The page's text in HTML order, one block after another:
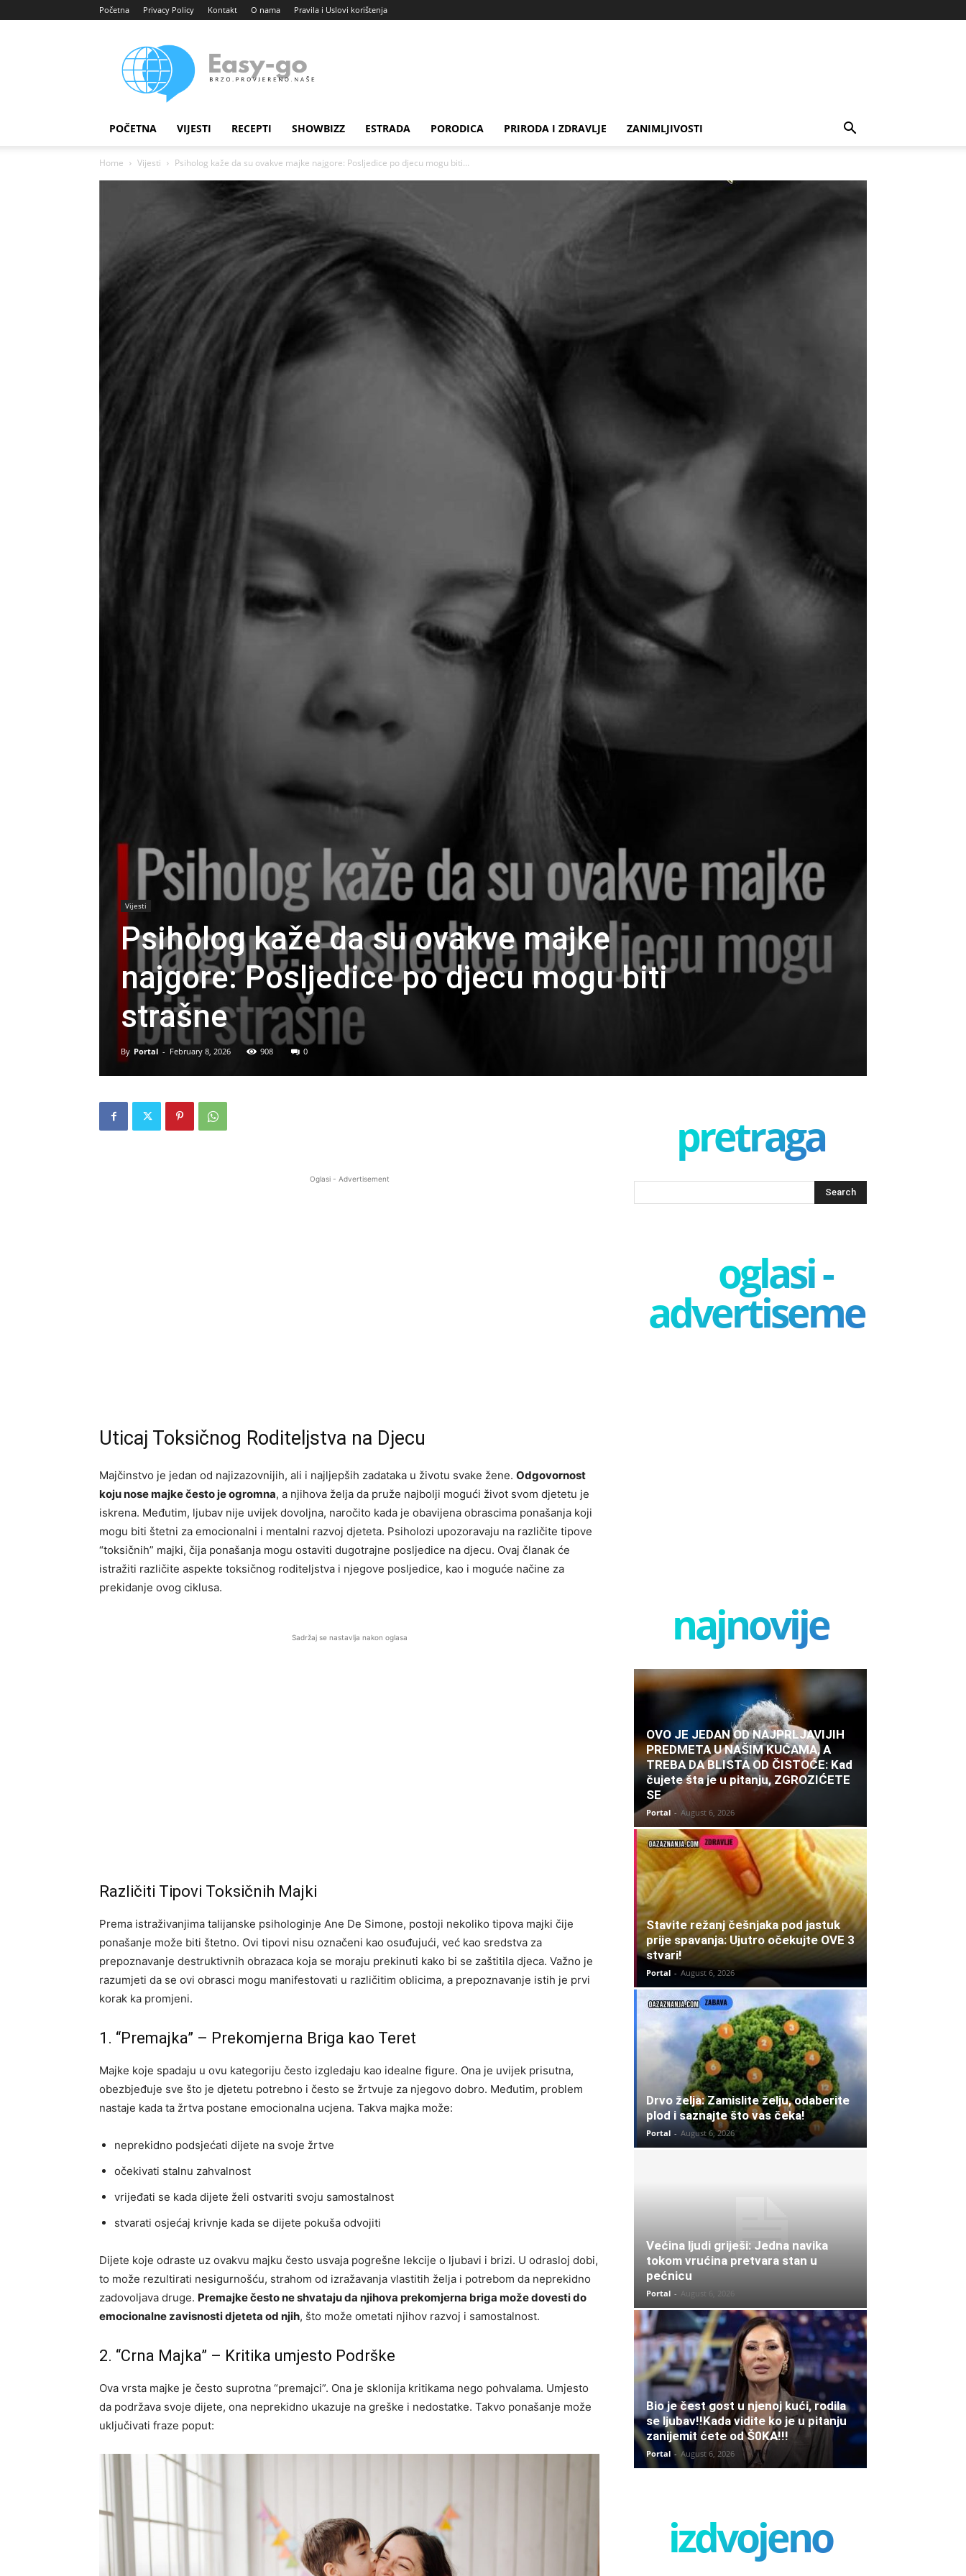
Početna Privacy Policy Kontakt O nama Pravila i Uslovi korištenja
portal
POČETNA VIJESTI RECEPTI SHOWBIZZ ESTRADA PORODICA PRIRODA I ZDRAVLJE ZANIMLJIVOSTI
Home Vijesti Psiholog kaže da su ovakve majke najgore: Posljedice po djecu mogu biti...
Vijesti
Psiholog kaže da su ovakve majke
najgore: Posljedice po djecu mogu biti
strašne
By Portal - February 8, 2026 908 0
Oglasi - Advertisement
Uticaj Toksičnog Roditeljstva na Djecu
Majčinstvo je jedan od najizazovnijih, ali i najljepših zadataka u životu svake žene. Odgovornost
koju nose majke često je ogromna, a njihova želja da pruže najbolji mogući život svom djetetu je
iskrena. Međutim, ljubav nije uvijek dovoljna, naročito kada je obavijena obrascima ponašanja koji
mogu biti štetni za emocionalni i mentalni razvoj djeteta. Psiholozi upozoravaju na različite tipove
“toksičnih” majki, čija ponašanja mogu ostaviti dugotrajne posljedice na djecu. Ovaj članak će
istražiti različite aspekte toksičnog roditeljstva i njegove posljedice, kao i moguće načine za
prekidanje ovog ciklusa.
Sadržaj se nastavlja nakon oglasa
Različiti Tipovi Toksičnih Majki
Prema istraživanjima talijanske psihologinje Ane De Simone, postoji nekoliko tipova majki čije
ponašanje može biti štetno. Ovi tipovi nisu označeni kao osuđujući, već kao sredstva za
prepoznavanje destruktivnih obrazaca koja se moraju prekinuti kako bi se zaštitila djeca. Važno je
razumjeti da se ovi obrasci mogu manifestovati u različitim oblicima, a prepoznavanje istih je prvi
korak ka promjeni.
1. “Premajka” – Prekomjerna Briga kao Teret
Majke koje spadaju u ovu kategoriju često izgledaju kao idealne figure. Ona je uvijek prisutna,
obezbjeđuje sve što je djetetu potrebno i često se žrtvuje za njegovo dobro. Međutim, problem
nastaje kada ta žrtva postane emocionalna ucjena. Takva majka može:
neprekidno podsjećati dijete na svoje žrtve
očekivati stalnu zahvalnost
vrijeđati se kada dijete želi ostvariti svoju samostalnost
stvarati osjećaj krivnje kada se dijete pokuša odvojiti
Dijete koje odraste uz ovakvu majku često usvaja pogrešne lekcije o ljubavi i brizi. U odrasloj dobi,
to može rezultirati nesigurnošću, strahom od izražavanja vlastitih želja i potrebom da neprekidno
zadovoljava druge. Premajke često ne shvataju da njihova prekomjerna briga može dovesti do
emocionalne zavisnosti djeteta od njih, što može ometati njihov razvoj i samostalnost.
2. “Crna Majka” – Kritika umjesto Podrške
Ova vrsta majke je često suprotna “premajci”. Ona je sklonija kritikama nego pohvalama. Umjesto
da podržava svoje dijete, ona neprekidno ukazuje na greške i nedostatke. Takvo ponašanje može
uključivati fraze poput:
pretraga
oglasi -
advertisement
najnovije
OVO JE JEDAN OD NAJPRLJAVIJIH
PREDMETA U NAŠIM KUĆAMA, A
TREBA DA BLISTA OD ČISTOĆE: Kad
čujete šta je u pitanju, ZGROZIĆETE
SE
Portal - August 6, 2026
Stavite režanj češnjaka pod jastuk
prije spavanja: Ujutro očekujte OVE 3
stvari!
Portal - August 6, 2026
Drvo želja: Zamislite želju, odaberite
plod i saznajte što vas čeka!
Portal - August 6, 2026
Većina ljudi griješi: Jedna navika
tokom vrućina pretvara stan u
pećnicu
Portal - August 6, 2026
Bio je čest gost u njenoj kući, rodila
se ljubav!!Kada vidite ko je u pitanju
zanijemit ćete od Š0KA!!!
Portal - August 6, 2026
izdvojeno